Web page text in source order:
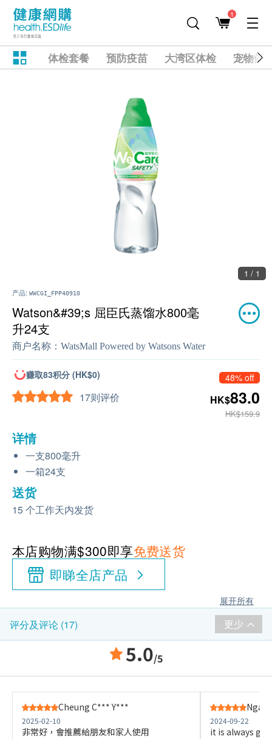
1
体检套餐 预防疫苗 大湾区体检 宠物健
1 / 1
产品: WWCGI_FPP40910
Watson&#39;s 屈臣氏蒸馏水800毫
升24支
商户名称： WatsMall Powered by Watsons Water
赚取83积分 (HK$0)
17则评价
48% off
HK$83.0
HK$159.9
详情
一支800毫升
一箱24支
送货
15 个工作天内发货
本店购物满$300即享免费送货
即睇全店产品
展开所有
评分及评论 (17) 更少
5.0/5
Cheung C*** Y***
2025-02-10
非常好，會推薦給朋友和家人使用
Ngai
2024-09-22
it is always